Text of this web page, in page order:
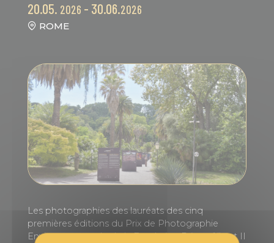
20.05. 2026 - 30.06.2026
ROME
Les photographies des lauréats des cinq
premières éditions du Prix de Photographie
Environnementale de la Fondation Prince Albert II